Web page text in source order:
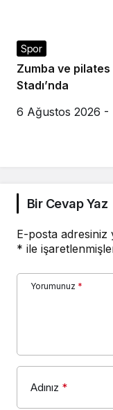
Spor
Zumba ve
Stadı’nda
6 Ağustos 2026 -
Bir Cevap Yaz
E-posta adresiniz
* ile
Yorumunuz *
Adınız *